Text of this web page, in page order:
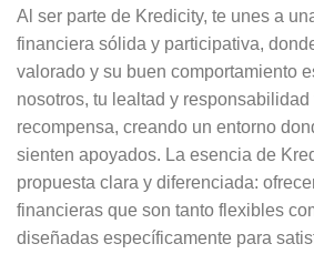
Al ser parte de Kredicity, te unes a
financiera sólida y participativa,
valorado y su buen comportamiento
nosotros, tu lealtad y responsabilidad
recompensa, creando un entorno
sienten apoyados. La esencia de
propuesta clara y diferenciada:
financieras que son tanto flexibles
diseñadas específicamente para